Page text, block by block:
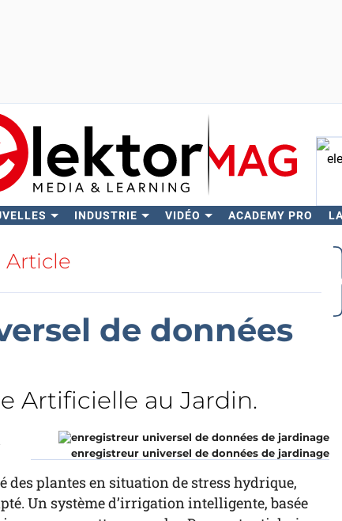
INDUSTRIE VIDÉO ACADEMY PRO
Article
de données
Artificielle au Jardin.
enregistreur universel de données de jardinage
des plantes en situation de stress hydrique,
Un système d’irrigation intelligente, basée